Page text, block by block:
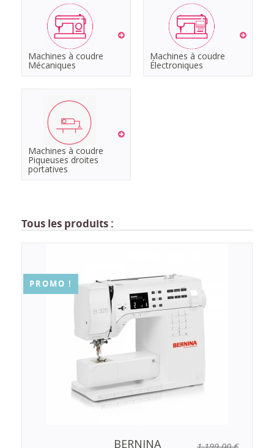
Machines à coudre
Mécaniques
Machines à coudre
Électroniques
Machines à coudre
Piqueuses droites
portatives
Tous les produits :
BERNINA
PROMO !